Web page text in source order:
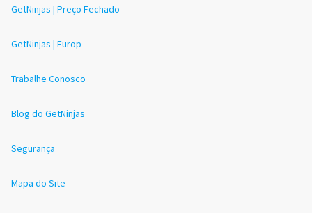
GetNinjas | Preço Fechado
GetNinjas | Europ
Trabalhe Conosco
Blog do GetNinjas
Segurança
Mapa do Site